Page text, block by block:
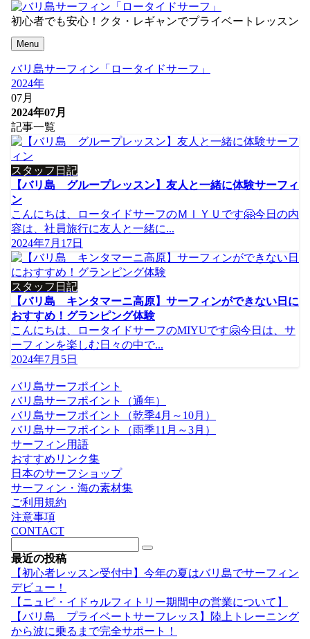
初心者でも安心！クタ・レギャンでプライベートレッスン
Menu
バリ島サーフィン「ロータイドサーフ」
2024年
07月
2024年07月
記事一覧
スタッフ日記
【バリ島 グループレッスン】友人と一緒に体験サーフィ
ン
こんにちは、ロータイドサーフのＭＩＹＵです🤗今日の内
容は、社員旅行に友人と一緒に...
2024年7月17日
スタッフ日記
【バリ島 キンタマーニ高原】サーフィンができない日に
おすすめ！グランピング体験
こんにちは、ロータイドサーフのMIYUです🤗今日は、サ
ーフィンを楽しむ日々の中で...
2024年7月5日
バリ島サーフポイント
バリ島サーフポイント（通年）
バリ島サーフポイント（乾季4月～10月）
バリ島サーフポイント（雨季11月～3月）
サーフィン用語
おすすめリンク集
日本のサーフショップ
サーフィン・海の素材集
ご利用規約
注意事項
CONTACT
最近の投稿
【初心者レッスン受付中】今年の夏はバリ島でサーフィン
デビュー！
【ニュピ・イドゥルフィトリー期間中の営業について】
【バリ島 プライベートサーフレッス】陸上トレーニング
から波に乗るまで完全サポート！